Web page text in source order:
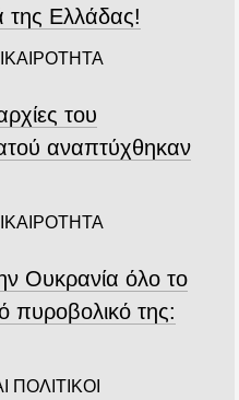
της Ελλάδας!
του
αναπτύχθηκαν
Ουκρανία όλο το
πυροβολικό της:
ΠΟΛΙΤΙΚΟΙ